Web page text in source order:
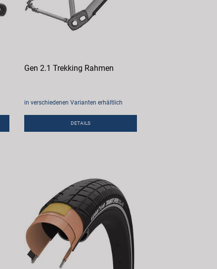
Gen 2.1 Trekking Rahmen
in verschiedenen Varianten erhältlich
DETAILS